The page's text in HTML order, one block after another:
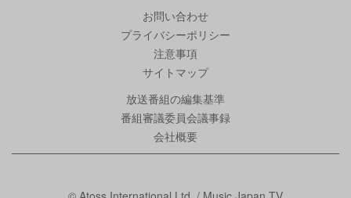
お問い合わせ
プライバシーポリシー
注意事項
サイトマップ
放送番組の編集基準
番組審議委員会議事録
会社概要